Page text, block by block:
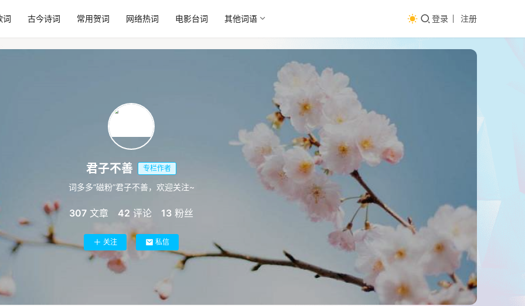
词 古今诗词 常用贺词 网络热词 电影台词 其他词语 登录 注册
君子不善 专栏作者
词多多“磁粉”君子不善，欢迎关注~
307 文章 42 评论 13 粉丝
关注 私信